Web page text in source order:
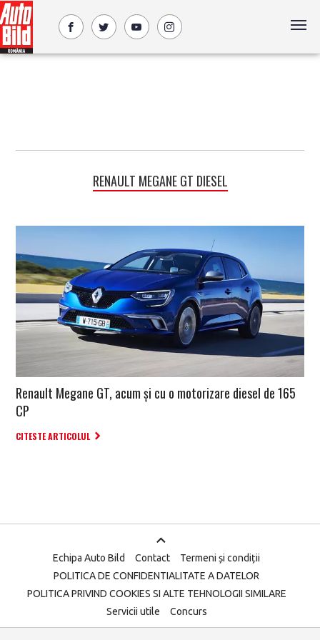
RENAULT MEGANE GT DIESEL
Renault Megane GT, acum și cu o motorizare diesel de 165
CP
CITESTE ARTICOLUL
Echipa Auto Bild Contact
Termeni și condiții
POLITICA DE CONFIDENTIALITATE A DATELOR
POLITICA PRIVIND COOKIES SI ALTE TEHNOLOGII SIMILARE
Servicii utile
Concurs